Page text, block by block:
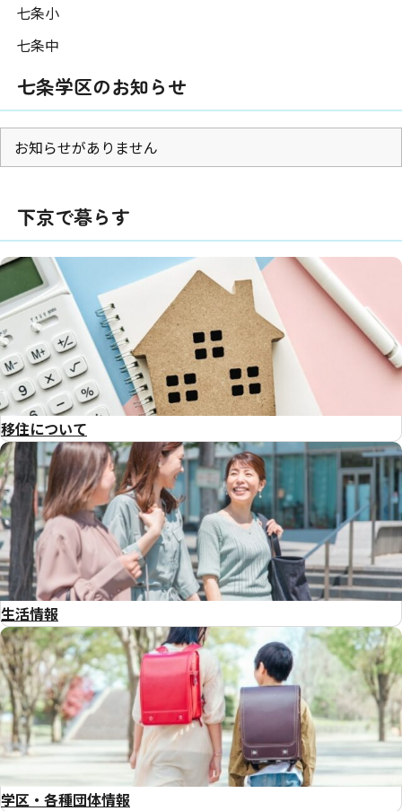
七条小
七条中
七条学区のお知らせ
お知らせがありません
下京で暮らす
移住について
生活情報
学区・各種団体情報